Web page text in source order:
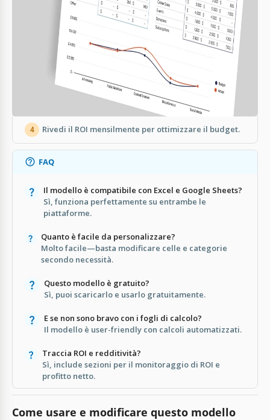
Aggiorna regolarmente le spese effettive per
precisione.
Usa grafici per individuare rapidamente le
tendenze di spesa eccessiva.
Personalizza le categorie secondo la tua strategia di
4 Rivedi il ROI mensilmente per ottimizzare il budget.
FAQ
Il modello è compatibile con Excel e Google Sheets?
Sì, funziona perfettamente su entrambe le
piattaforme.
Quanto è facile da personalizzare?
Molto facile—basta modificare celle e categorie
secondo necessità.
Questo modello è gratuito?
Sì, puoi scaricarlo e usarlo gratuitamente.
E se non sono bravo con i fogli di calcolo?
Il modello è user-friendly con calcoli automatizzati.
Traccia ROI e redditività?
Sì, include sezioni per il monitoraggio di ROI e
profitto netto.
Come usare e modificare questo modello